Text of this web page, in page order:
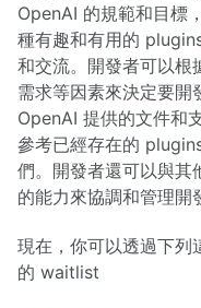
OpenAI 的規範和目標
種有趣和有用的
和交流。開發者可以根
需求等因素來決定要
OpenAI 提供的文件和
參考已經存在的
們。開發者還可以與其
的能力來協調和管理開
現在，你可以透過下
的 waitlist